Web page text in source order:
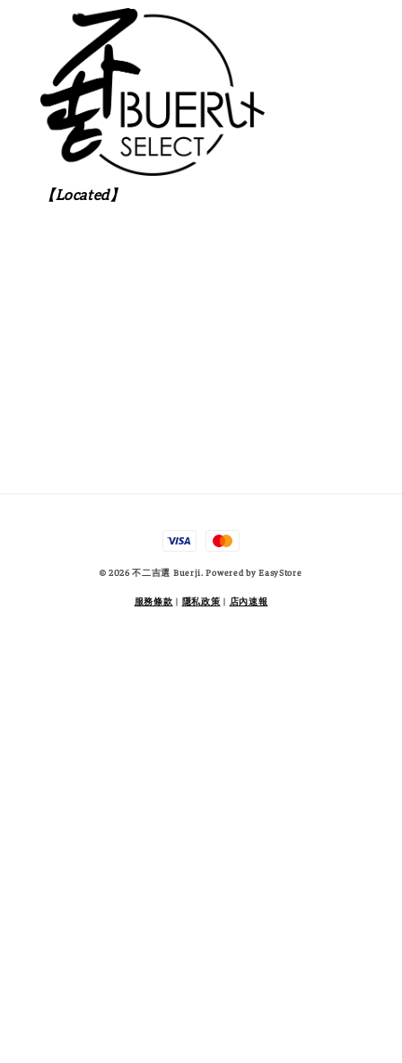
【Located】
© 2026 不二吉選 Buerji. Powered byEasyStore
服務條款 | 隱私政策 | 店內速報